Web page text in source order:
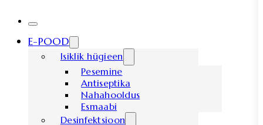
E-POOD
Isiklik hügieen
Pesemine
Antiseptika
Nahahooldus
Esmaabi
Desinfektsioon